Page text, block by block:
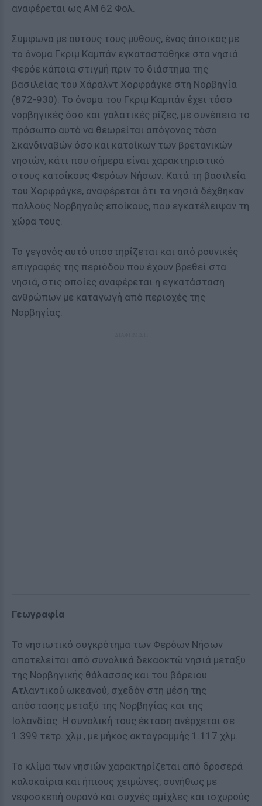
αναφέρεται ως ΑΜ 62 Φολ.
Σύμφωνα με αυτούς τους μύθους, ένας άποικος με
το όνομα Γκριμ Καμπάν εγκαταστάθηκε στα νησιά
Φερόε κάποια στιγμή πριν το διάστημα της
βασιλείας του Χάραλντ Χορφράγκε στη Νορβηγία
(872-930). Το όνομα του Γκριμ Καμπάν έχει τόσο
νορβηγικές όσο και γαλατικές ρίζες, με συνέπεια το
πρόσωπο αυτό να θεωρείται απόγονος τόσο
Σκανδιναβών όσο και κατοίκων των βρετανικών
νησιών, κάτι που σήμερα είναι χαρακτηριστικό
στους κατοίκους Φερόων Νήσων. Κατά τη βασιλεία
του Χορφράγκε, αναφέρεται ότι τα νησιά δέχθηκαν
πολλούς Νορβηγούς εποίκους, που εγκατέλειψαν τη
χώρα τους.
Το γεγονός αυτό υποστηρίζεται και από ρουνικές
επιγραφές της περιόδου που έχουν βρεθεί στα
νησιά, στις οποίες αναφέρεται η εγκατάσταση
ανθρώπων με καταγωγή από περιοχές της
Νορβηγίας.
Γεωγραφία
Το νησιωτικό συγκρότημα των Φερόων Νήσων
αποτελείται από συνολικά δεκαοκτώ νησιά μεταξύ
της Νορβηγικής θάλασσας και του βόρειου
Ατλαντικού ωκεανού, σχεδόν στη μέση της
απόστασης μεταξύ της Νορβηγίας και της
Ισλανδίας. Η συνολική τους έκταση ανέρχεται σε
1.399 τετρ. χλμ., με μήκος ακτογραμμής 1.117 χλμ.
Το κλίμα των νησιών χαρακτηρίζεται από δροσερά
καλοκαίρια και ήπιους χειμώνες, συνήθως με
νεφοσκεπή ουρανό και συχνές ομίχλες και ισχυρούς